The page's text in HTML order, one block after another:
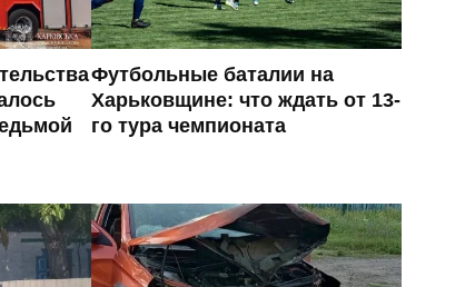
Футбольные баталии на
Харьковщине: что ждать от 13-
го тура чемпионата